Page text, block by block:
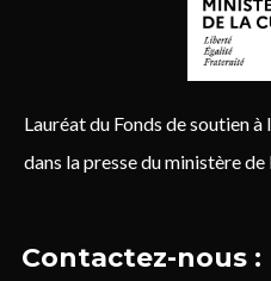
Lauréat du Fonds de soutien à
dans la presse du ministère
Contactez-nous :